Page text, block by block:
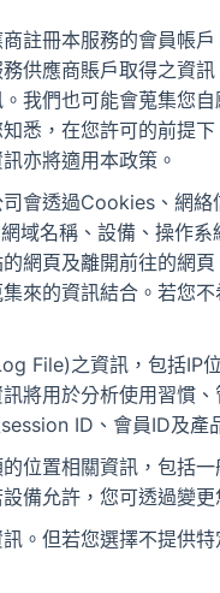
註冊本服務的會員帳
供應商賬戶取得之資
我們也可能會蒐集您
悉，在您許可的前提
亦將適用本政策。
會透過Cookies、網
域名稱、設備、操作
網頁及離開前往的網
來的資訊結合。若您
File)之資訊，包括IP
將用於分析使用習慣
ID、會員ID及產
位置相關資訊，包括
備允許，您可透過變
。但若您選擇不提供